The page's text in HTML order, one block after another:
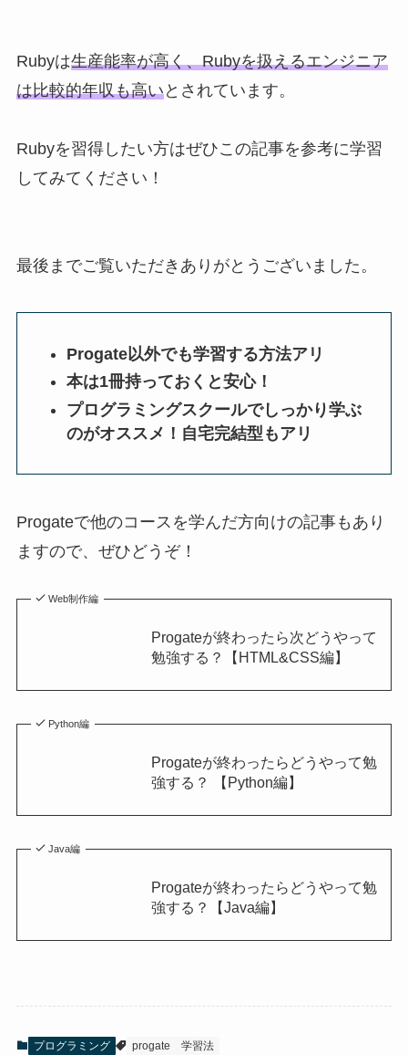
Rubyは生産能率が高く、Rubyを扱えるエンジニア
は比較的年収も高いとされています。
Rubyを習得したい方はぜひこの記事を参考に学習
してみてください！
最後までご覧いただきありがとうございました。
Progate以外でも学習する方法アリ
本は1冊持っておくと安心！
プログラミングスクールでしっかり学ぶ
のがオススメ！自宅完結型もアリ
Progateで他のコースを学んだ方向けの記事もあり
ますので、ぜひどうぞ！
Web制作編
Progateが終わったら次どうやって
勉強する？【HTML&CSS編】
Python編
Progateが終わったらどうやって勉
強する？ 【Python編】
Java編
Progateが終わったらどうやって勉
強する？【Java編】
プログラミング progate 学習法